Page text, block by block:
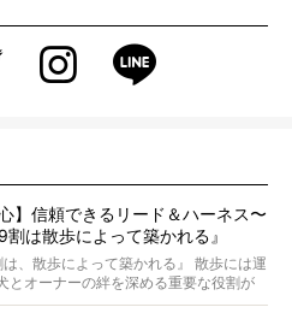
】信頼できるリード＆ハーネス〜
割は散歩によって築かれる』
＆BEAST〜
は、散歩によって築かれる』 散歩には運
とオーナーの絆を深める重要な役割が